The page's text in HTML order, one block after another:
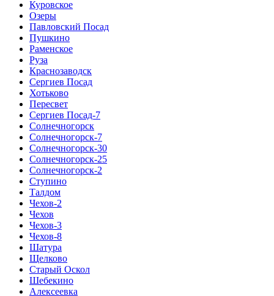
Куровское
Озеры
Павловский Посад
Пушкино
Раменское
Руза
Краснозаводск
Сергиев Посад
Хотьково
Пересвет
Сергиев Посад-7
Солнечногорск
Солнечногорск-7
Солнечногорск-30
Солнечногорск-25
Солнечногорск-2
Ступино
Талдом
Чехов-2
Чехов
Чехов-3
Чехов-8
Шатура
Щелково
Старый Оскол
Шебекино
Алексеевка